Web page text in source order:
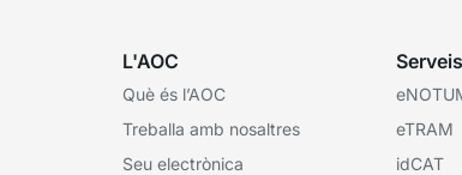
L'AOC
Què és l’AOC
Treballa amb nosaltres
Seu electrònica
Serveis
eTRAM
idCAT